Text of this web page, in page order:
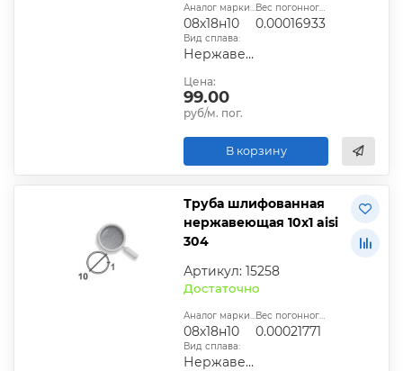
Аналог марки стали:
08х18н10
Вес погонного метра, т.:
0.00016933
Вид сплава:
Нержавеющий
Цена:
99.00
руб/м. пог.
В корзину
Труба шлифованная
нержавеющая 10х1 aisi
304
Артикул: 15258
Достаточно
Аналог марки стали:
08х18н10
Вес погонного метра, т.:
0.00021771
Вид сплава:
Нержавеющий